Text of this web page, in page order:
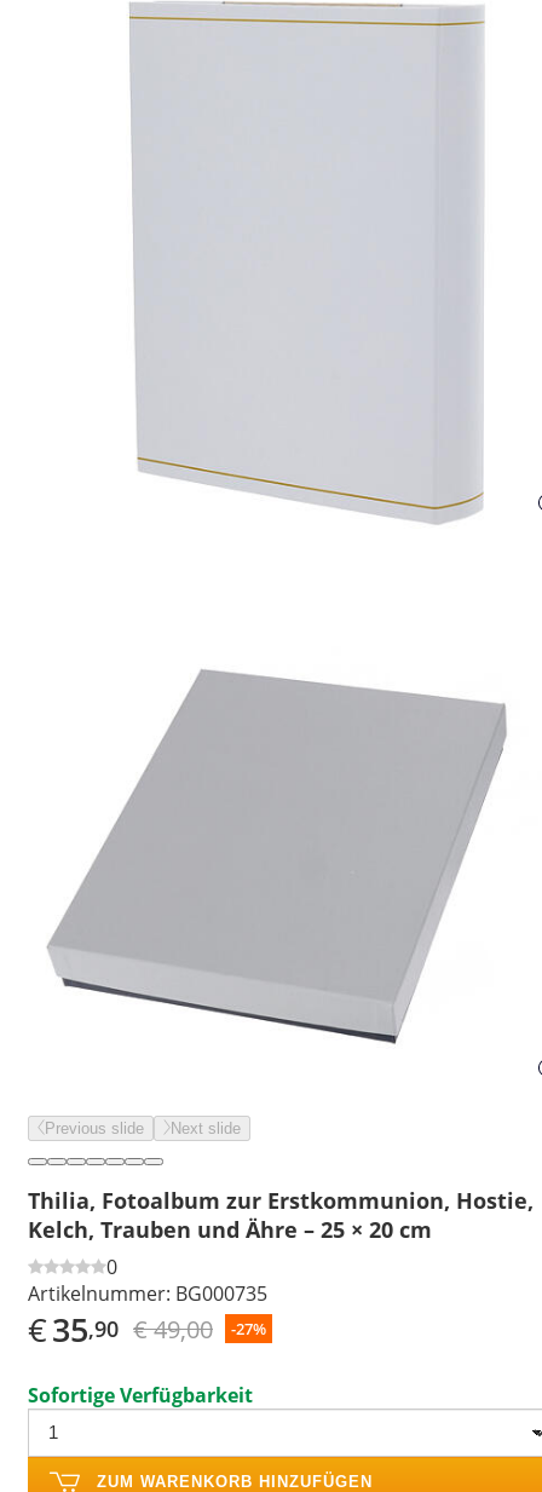
Previous slide Next slide
Thilia, Fotoalbum zur Erstkommunion, Hostie,
Kelch, Trauben und Ähre – 25 × 20 cm
0
Artikelnummer: BG000735
€35,90 € 49,00 -27%
Sofortige Verfügbarkeit
ZUM WARENKORB HINZUFÜGEN